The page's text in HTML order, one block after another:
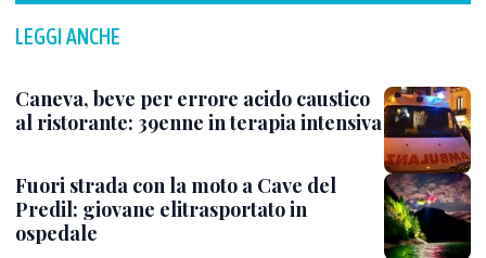
LEGGI ANCHE
Caneva, beve per errore acido caustico
al ristorante: 39enne in terapia intensiva
Fuori strada con la moto a Cave del
Predil: giovane elitrasportato in
ospedale